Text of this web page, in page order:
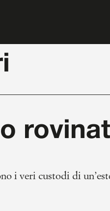
i veri custodi di